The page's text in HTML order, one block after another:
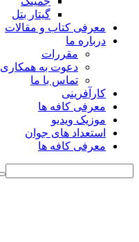
گیتار بتل
معرفی کتاب و مقالات
درباره ما
مقررات
دعوت به همکاری
تماس با ما
کارآفرینی
معرفی کافه ها
موزیک ویدیو
استعداد های جوان
معرفی کافه ها